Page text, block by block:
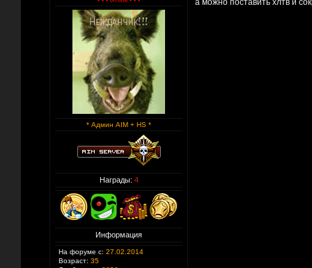
* Админ AIM + HS *
Награды: 4
Информация
На форуме с: 27.02.2014
Возраст: 35
а можно поставить хлтв и